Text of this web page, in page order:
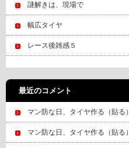
謎解きは、現場で
幅広タイヤ
レース後雑感５
最近のコメント
マン防な日、タイヤ作る（貼る）
マン防な日、タイヤ作る（貼る）